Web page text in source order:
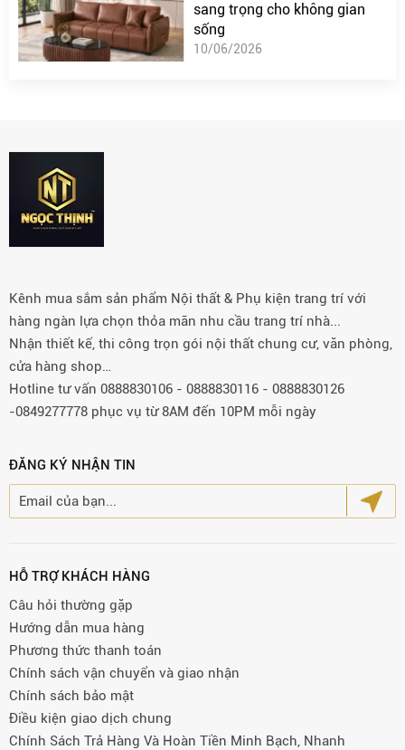
sang trọng cho không gian
sống
10/06/2026
Kênh mua sắm sản phẩm Nội thất & Phụ kiện trang trí với
hàng ngàn lựa chọn thỏa mãn nhu cầu trang trí nhà...
Nhận thiết kế, thi công trọn gói nội thất chung cư, văn phòng,
cửa hàng shop…
Hotline tư vấn 0888830106 - 0888830116 - 0888830126
-0849277778 phục vụ từ 8AM đến 10PM mỗi ngày
ĐĂNG KÝ NHẬN TIN
HỖ TRỢ KHÁCH HÀNG
Câu hỏi thường gặp
Hướng dẫn mua hàng
Phương thức thanh toán
Chính sách vận chuyển và giao nhận
Chính sách bảo mật
Điều kiện giao dịch chung
Chính Sách Trả Hàng Và Hoàn Tiền Minh Bạch, Nhanh